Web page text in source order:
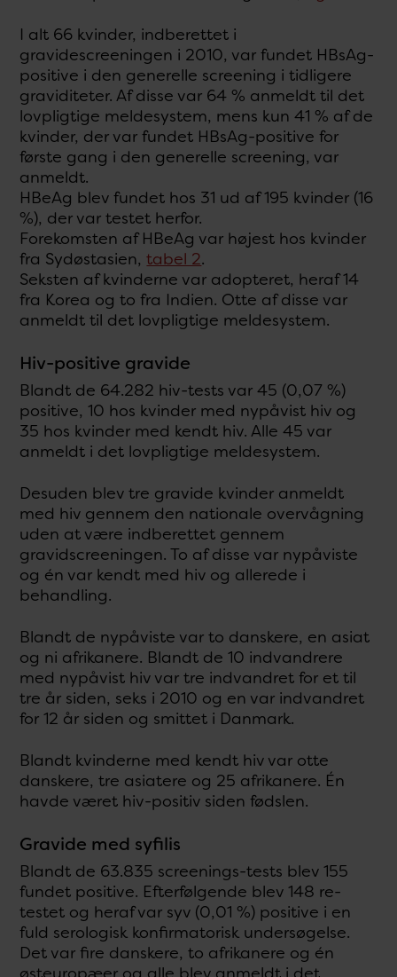
I alt 66 kvinder, indberettet i
gravidescreeningen i 2010, var fundet HBsAg-
positive i den generelle screening i tidligere
graviditeter. Af disse var 64 % anmeldt til det
lovpligtige meldesystem, mens kun 41 % af de
kvinder, der var fundet HBsAg-positive for
første gang i den generelle screening, var
anmeldt.
HBeAg blev fundet hos 31 ud af 195 kvinder (16
%), der var testet herfor.
Forekomsten af HBeAg var højest hos kvinder
fra Sydøstasien,tabel 2.
Seksten af kvinderne var adopteret, heraf 14
fra Korea og to fra Indien. Otte af disse var
anmeldt til det lovpligtige meldesystem.
Hiv-positive gravide
Blandt de 64.282 hiv-tests var 45 (0,07 %)
positive, 10 hos kvinder med nypåvist hiv og
35 hos kvinder med kendt hiv. Alle 45 var
anmeldt i det lovpligtige meldesystem.
Desuden blev tre gravide kvinder anmeldt
med hiv gennem den nationale overvågning
uden at være indberettet gennem
gravidscreeningen. To af disse var nypåviste
og én var kendt med hiv og allerede i
behandling.
Blandt de nypåviste var to danskere, en asiat
og ni afrikanere. Blandt de 10 indvandrere
med nypåvist hiv var tre indvandret for et til
tre år siden, seks i 2010 og en var indvandret
for 12 år siden og smittet i Danmark.
Blandt kvinderne med kendt hiv var otte
danskere, tre asiatere og 25 afrikanere. Én
havde været hiv-positiv siden fødslen.
Gravide med syfilis
Blandt de 63.835 screenings-tests blev 155
fundet positive. Efterfølgende blev 148 re-
testet og heraf var syv (0,01 %) positive i en
fuld serologisk konfirmatorisk undersøgelse.
Det var fire danskere, to afrikanere og én